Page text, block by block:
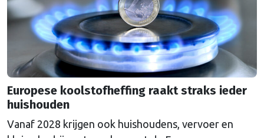
Europese koolstofheffing raakt straks ieder
huishouden
Vanaf 2028 krijgen ook huishoudens, vervoer en